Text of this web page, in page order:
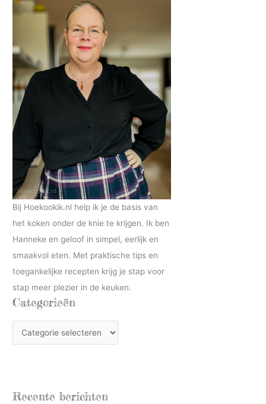
Bij Hoekookik.nl help ik je de basis van
het koken onder de knie te krijgen. Ik ben
Hanneke en geloof in simpel, eerlijk en
smaakvol eten. Met praktische tips en
toegankelijke recepten krijg je stap voor
stap meer plezier in de keuken.
Categorieën
a
g
Recente berichten